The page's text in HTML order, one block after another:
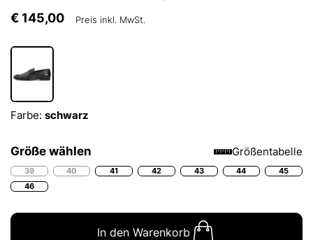
€ 145,00 Preis inkl. MwSt.
Farbe: schwarz
Größe wählen Größentabelle
39 40 41 42 43 44
45
46
In den Warenkorb